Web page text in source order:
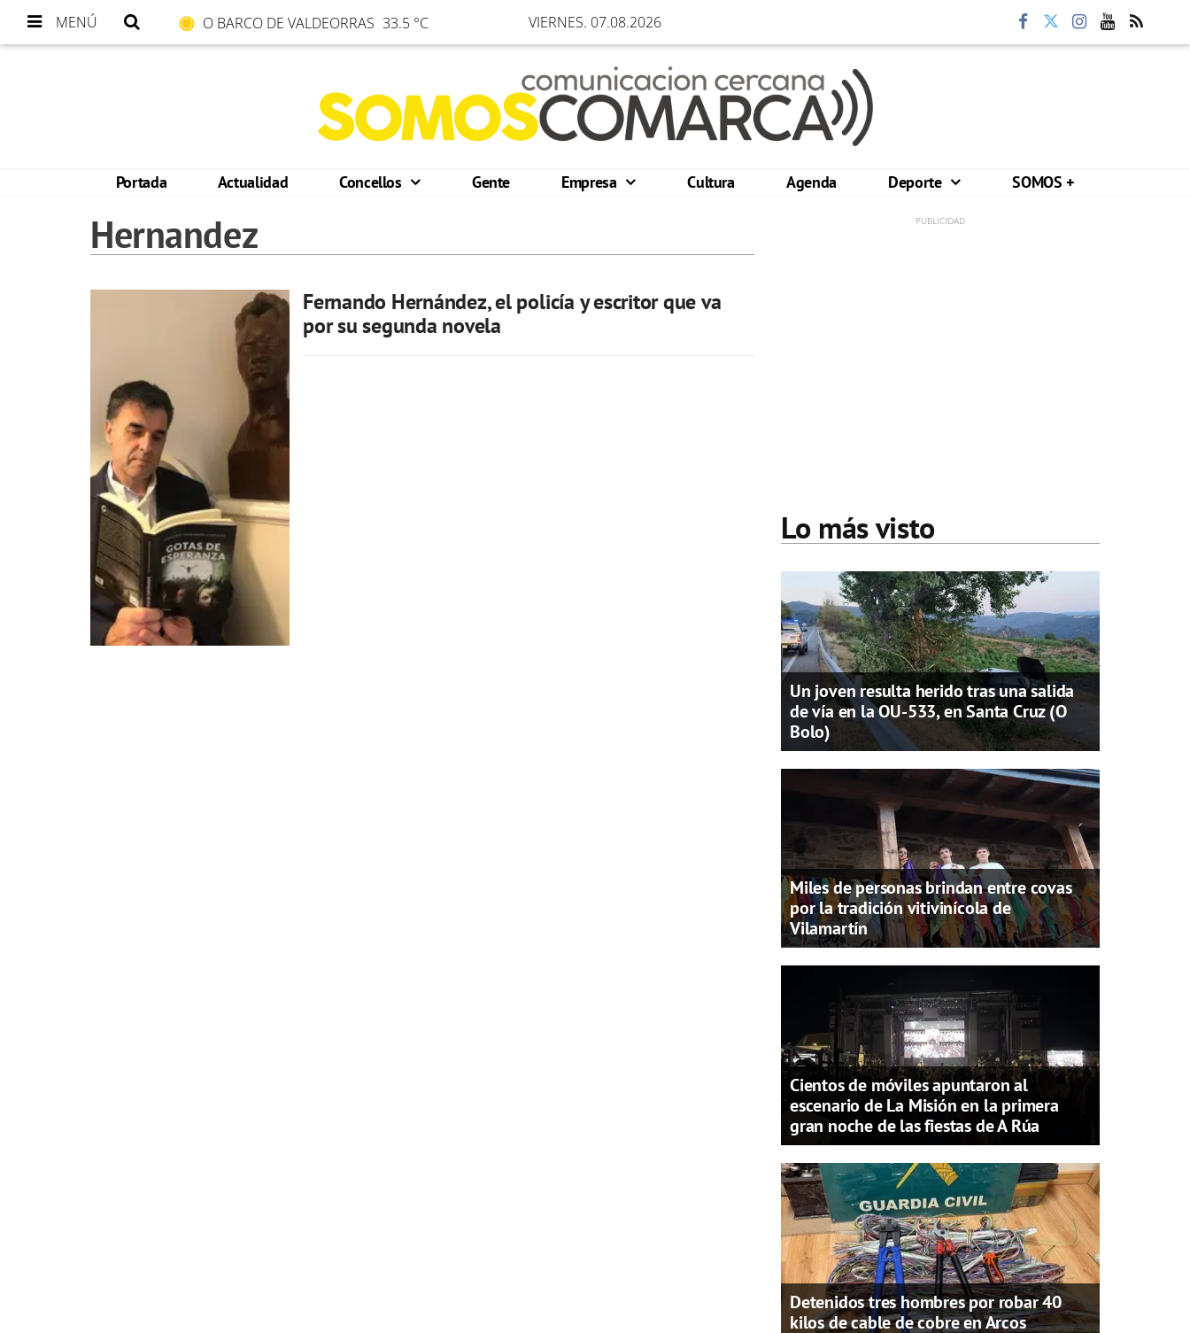
MENÚ O BARCO DE VALDEORRAS 33.5 °C VIERNES. 07.08.2026
Portada Actualidad Concellos Gente Empresa Cultura Agenda Deporte SOMOS +
Hernandez
Fernando Hernández, el policía y escritor que va
por su segunda novela
Lo más visto
Un joven resulta herido tras una salida
de vía en la OU-533, en Santa Cruz (O
Bolo)
Miles de personas brindan entre covas
por la tradición vitivinícola de
Vilamartín
Cientos de móviles apuntaron al
escenario de La Misión en la primera
gran noche de las fiestas de A Rúa
Detenidos tres hombres por robar 40
kilos de cable de cobre en Arcos